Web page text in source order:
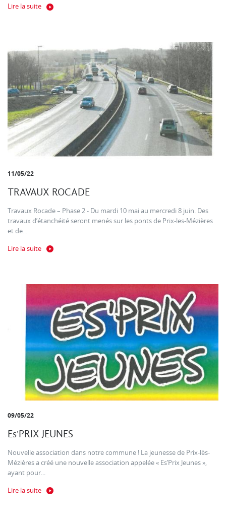
Lire la suite
11/05/22
TRAVAUX ROCADE
Travaux Rocade – Phase 2 - Du mardi 10 mai au mercredi 8 juin. Des
travaux d’étanchéité seront menés sur les ponts de Prix-les-Mézières
et de...
Lire la suite
09/05/22
Es'PRIX JEUNES
Nouvelle association dans notre commune ! La jeunesse de Prix-lès-
Mézières a créé une nouvelle association appelée « Es’Prix Jeunes »,
ayant pour...
Lire la suite